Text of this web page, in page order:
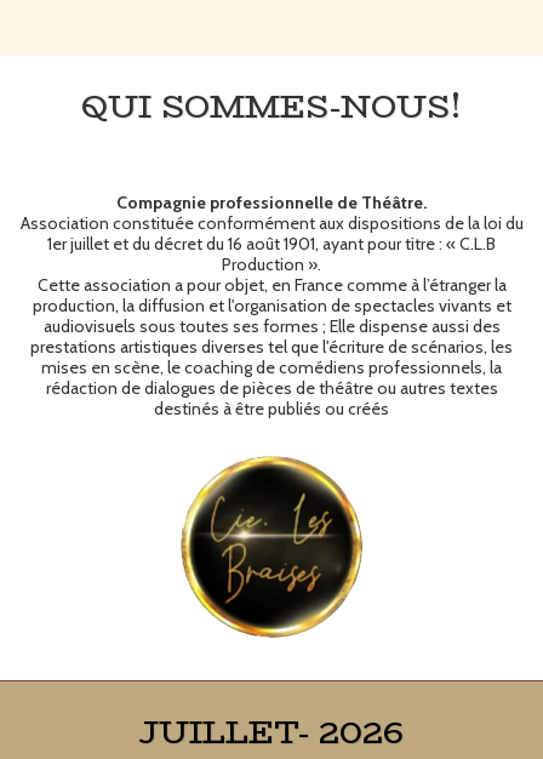
QUI SOMMES-NOUS!
Compagnie professionnelle de Théâtre.
Association constituée conformément aux dispositions de la loi du
1er juillet et du décret du 16 août 1901, ayant pour titre : « C.L.B
Production ».
Cette association a pour objet, en France comme à l’étranger la
production, la diffusion et l'organisation de spectacles vivants et
audiovisuels sous toutes ses formes ; Elle dispense aussi des
prestations artistiques diverses tel que l'écriture de scénarios, les
mises en scène, le coaching de comédiens professionnels, la
rédaction de dialogues de pièces de théâtre ou autres textes
destinés à être publiés ou créés
JUILLET- 2026